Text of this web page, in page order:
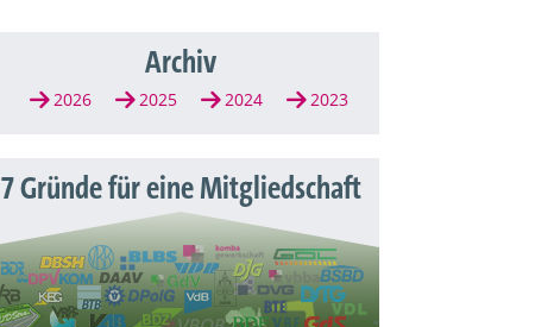
Archiv
2026 2025 2024 2023
7 Gründe für eine Mitgliedschaft